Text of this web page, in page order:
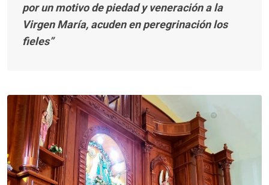
por un motivo de piedad y veneración a la
Virgen María, acuden en peregrinación los
fieles”